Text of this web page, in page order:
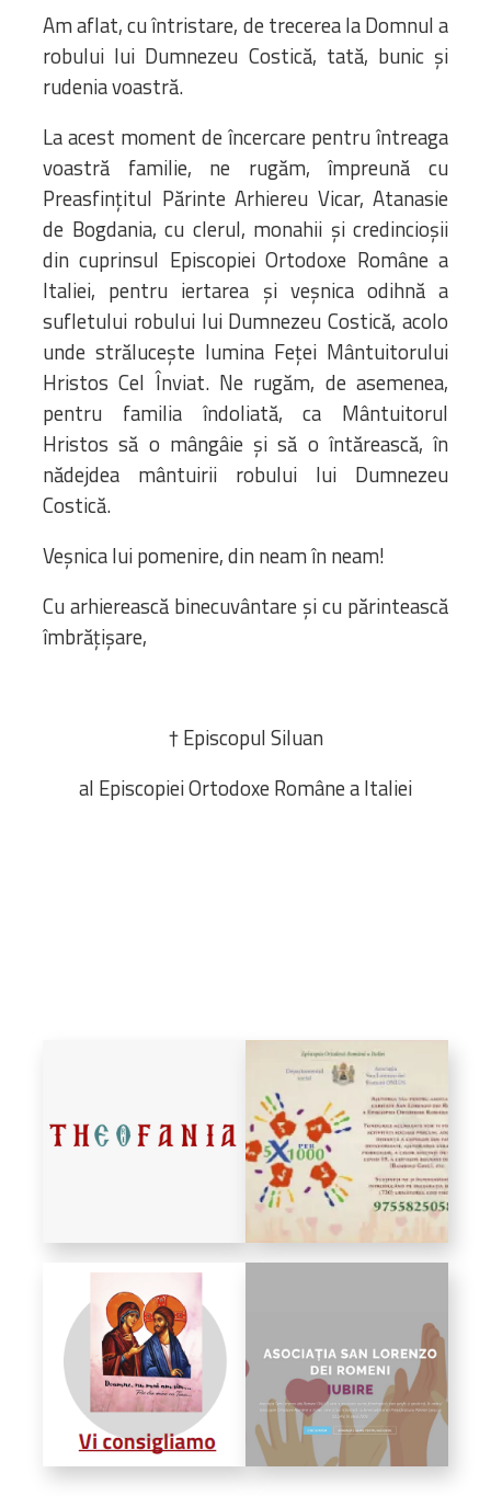
Am aflat, cu întristare, de trecerea la Domnul a
robului lui Dumnezeu Costică, tată, bunic și
rudenia voastră.
La acest moment de încercare pentru întreaga
voastră familie, ne rugăm, împreună cu
Preasfințitul Părinte Arhiereu Vicar, Atanasie
de Bogdania, cu clerul, monahii și credincioșii
din cuprinsul Episcopiei Ortodoxe Române a
Italiei, pentru iertarea și veșnica odihnă a
sufletului robului lui Dumnezeu Costică, acolo
unde strălucește lumina Feței Mântuitorului
Hristos Cel Înviat. Ne rugăm, de asemenea,
pentru familia îndoliată, ca Mântuitorul
Hristos să o mângâie și să o întărească, în
nădejdea mântuirii robului lui Dumnezeu
Costică.
Veșnica lui pomenire, din neam în neam!
Cu arhierească binecuvântare și cu părintească
îmbrățișare,
† Episcopul Siluan
al Episcopiei Ortodoxe Române a Italiei